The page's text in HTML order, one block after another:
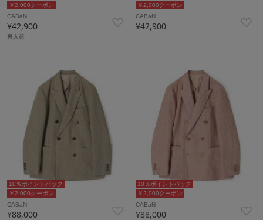
￥2,000クーポン
CABaN
¥42,900
再入荷
￥2,000クーポン
CABaN
¥42,900
￥2,000クーポン
10％ポイントバック
CABaN
¥88,000
￥2,000クーポン
10％ポイントバック
CABaN
¥88,000